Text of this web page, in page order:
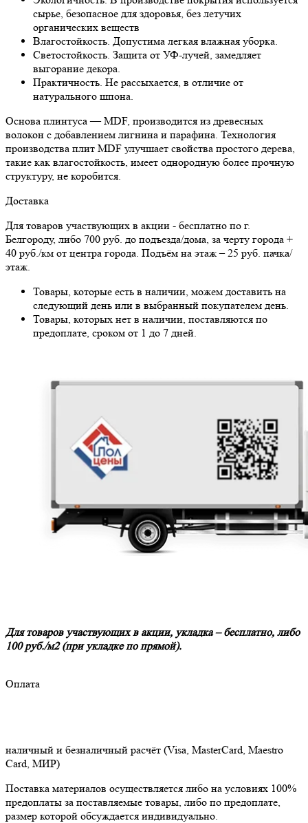
сырье, безопасное для здоровья, без летучих
органических веществ
Влагостойкость. Допустима легкая влажная уборка.
Светостойкость. Защита от УФ-лучей, замедляет
выгорание декора.
Практичность. Не рассыхается, в отличие от
натурального шпона.
Основа плинтуса — MDF, производится из древесных
волокон с добавлением лигнина и парафина. Технология
производства плит MDF улучшает свойства простого дерева,
такие как влагостойкость, имеет однородную более прочную
структуру, не коробится.
Доставка
Для товаров участвующих в акции - бесплатно по г.
Белгороду, либо 700 руб. до подъезда/дома, за черту города +
40 руб./км от центра города. Подъём на этаж – 25 руб. пачка/
этаж.
Товары, которые есть в наличии, можем доставить на
следующий день или в выбранный покупателем день.
Товары, которых нет в наличии, поставляются по
предоплате, сроком от 1 до 7 дней.
Для товаров участвующих в акции, укладка – бесплатно, либо
100 руб./м2 (при укладке по прямой).
Оплата
наличный и безналичный расчёт (Visa, MasterCard, Maestro
Card, МИР)
Поставка материалов осуществляется либо на условиях 100%
предоплаты за поставляемые товары, либо по предоплате,
размер которой обсуждается индивидуально.